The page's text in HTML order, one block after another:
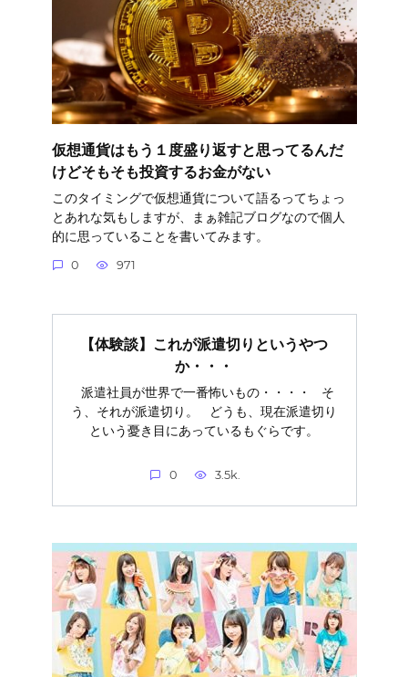
仮想通貨はもう１度盛り返すと思ってるんだ
けどそもそも投資するお金がない
このタイミングで仮想通貨について語るってちょっ
とあれな気もしますが、まぁ雑記ブログなので個人
的に思っていることを書いてみます。
0 971
【体験談】これが派遣切りというやつ
か・・・
派遣社員が世界で一番怖いもの・・・・ そ
う、それが派遣切り。 どうも、現在派遣切り
という憂き目にあっているもぐらです。
0 3.5k.